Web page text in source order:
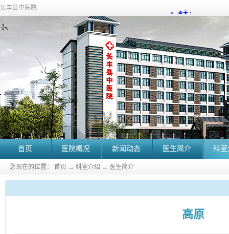
长丰县中医院
首页 医院概况 新闻动态 医生简介 科
您现在的位置： 首页 → 科室介绍 → 医生简介
高原